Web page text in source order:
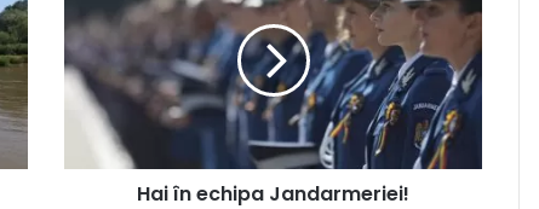
Hai în echipa Jandarmeriei!